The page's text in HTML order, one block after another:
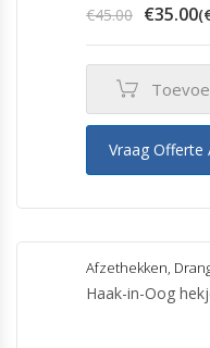
€45.00 €35.00(
Vraag Offerte
Afzethekken,
Haak-in-Oog